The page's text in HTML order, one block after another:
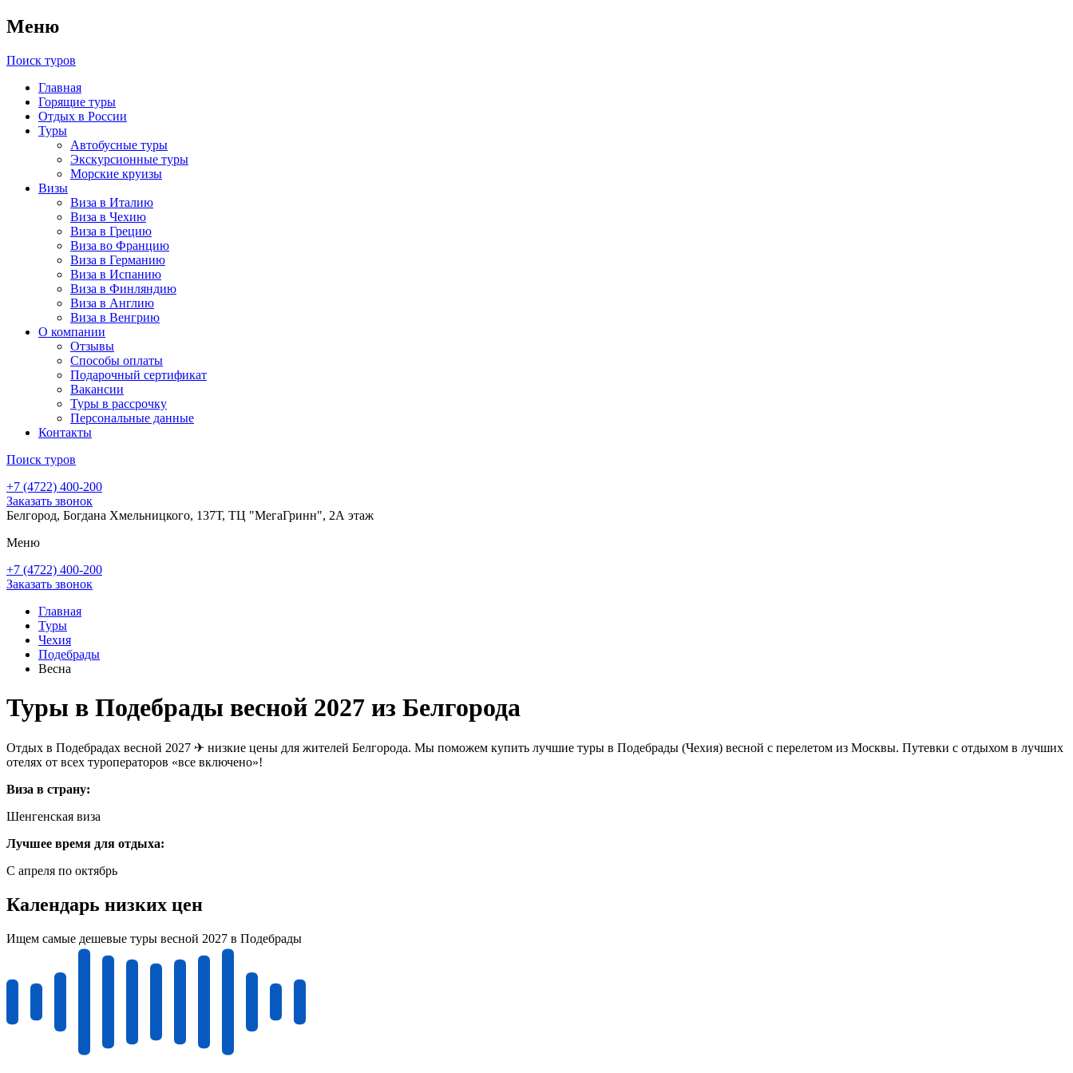
Меню
Поиск туров
Главная
Горящие туры
Отдых в России
Туры
Автобусные туры
Экскурсионные туры
Морские круизы
Визы
Виза в Италию
Виза в Чехию
Виза в Грецию
Виза во Францию
Виза в Германию
Виза в Испанию
Виза в Финляндию
Виза в Англию
Виза в Венгрию
О компании
Отзывы
Способы оплаты
Подарочный сертификат
Вакансии
Туры в рассрочку
Персональные данные
Контакты
Поиск туров
+7 (4722) 400-200
Заказать звонок
Белгород, Богдана Хмельницкого, 137Т, ТЦ "МегаГринн", 2А этаж
Меню
+7 (4722) 400-200
Заказать звонок
Главная
Туры
Чехия
Подебрады
Весна
Туры в Подебрады весной 2027 из Белгорода
Отдых в Подебрадах весной 2027 ✈ низкие цены для жителей Белгорода. Мы поможем купить лучшие туры в Подебрады (Чехия) весной с перелетом из Москвы. Путевки с отдыхом в лучших
отелях от всех туроператоров «все включено»!
Виза в страну:
Шенгенская виза
Лучшее время для отдыха:
С апреля по октябрь
Календарь низких цен
Ищем самые дешевые туры весной 2027 в Подебрады